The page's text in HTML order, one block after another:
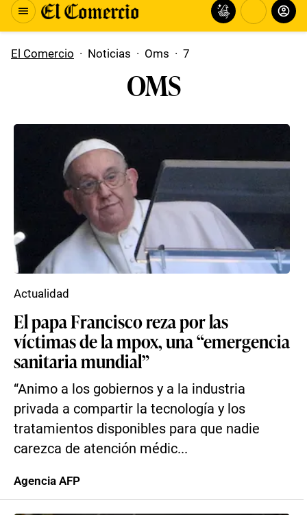
El Comercio · Noticias · Oms · 7
OMS
El papa Francisco reza por las
víctimas de la mpox, una “emergencia
sanitaria mundial”
“Animo a los gobiernos y a la industria
privada a compartir la tecnología y los
tratamientos disponibles para que nadie
carezca de atención médic...
Actualidad
Agencia AFP